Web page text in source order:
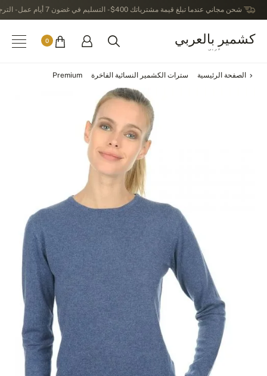
شحن مجاني عندما تبلغ قيمة مشترياتك 400$ - التسليم في غضون 7 أيام عمل - الترجيع في خلال 14 يوماً بعد الاستلام
كشمير بالعربي
عربى
0
الصفحة الرئيسية سترات الكشمير النسائية الفاخرة Premium